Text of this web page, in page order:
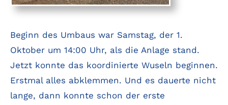
Beginn des Umbaus war Samstag, der 1.
Oktober um 14:00 Uhr, als die Anlage stand.
Jetzt konnte das koordinierte Wuseln beginnen.
Erstmal alles abklemmen. Und es dauerte nicht
lange, dann konnte schon der erste